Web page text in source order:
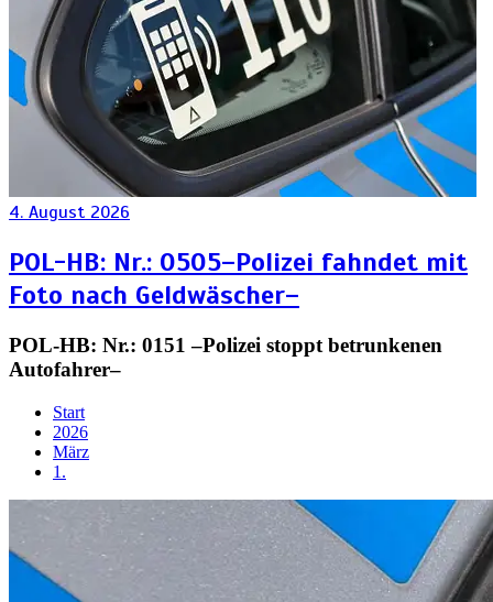
4. August 2026
POL-HB: Nr.: 0505–Polizei fahndet mit
Foto nach Geldwäscher–
POL-HB: Nr.: 0151 –Polizei stoppt betrunkenen
Autofahrer–
Start
2026
März
1.